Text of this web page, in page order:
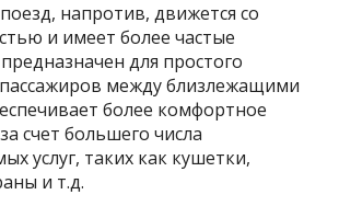
напротив, движется со
и имеет более частые
для простого
между близлежащими
более комфортное
счет большего числа
услуг, таких как кушетки,
и т.д.